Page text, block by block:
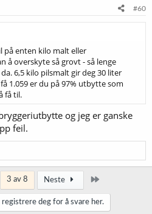
#60
på enten kilo malt eller
å overskyte så grovt - så lenge
6,5 kilo pilsmalt gir deg 30 liter
1.059 er du på 97% utbytte som
få til.
og jeg er ganske
feil.
3 av 8 Neste
registrere deg for å svare her.